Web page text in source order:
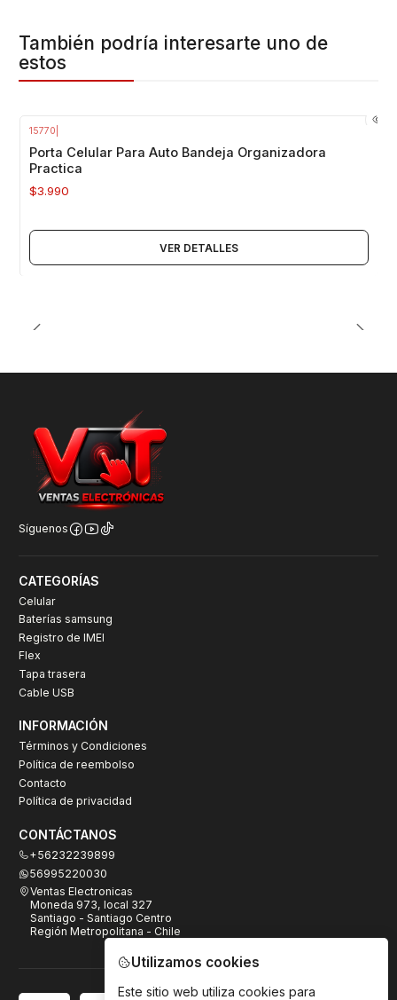
También podría interesarte uno de
estos
15770
Porta Celular Para Auto Bandeja Organizadora
Practica
$3.990
VER DETALLES
Síguenos
CATEGORÍAS
Celular
Baterías samsung
Registro de IMEI
Flex
Tapa trasera
Cable USB
INFORMACIÓN
Términos y Condiciones
Política de reembolso
Contacto
Política de privacidad
CONTÁCTANOS
+56232239899
56995220030
Ventas Electronicas
Moneda 973, local 327
Santiago - Santiago Centro
Región Metropolitana - Chile
Utilizamos cookies
Este sitio web utiliza cookies para